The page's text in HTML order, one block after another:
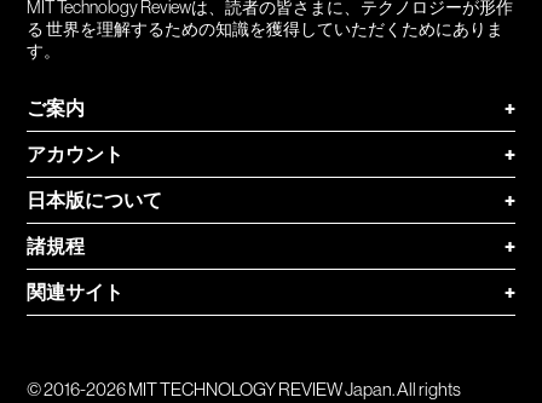
MIT Technology Reviewは、読者の皆さまに、テクノロジーが形作
る 世界を理解するための知識を獲得していただくためにありま
す。
ご案内
+
アカウント
+
日本版について
+
諸規程
+
関連サイト
+
© 2016-2026 MIT TECHNOLOGY REVIEW Japan. All rights